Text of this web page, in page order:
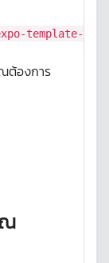
template-
ต้องการ
ณ